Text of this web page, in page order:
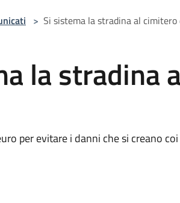
> Si sistema la stradina al cimitero
la stradina
per evitare i danni che si creano